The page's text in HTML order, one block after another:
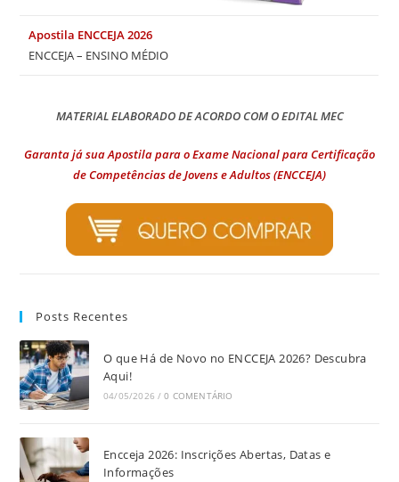
Apostila ENCCEJA 2026
ENCCEJA – ENSINO MÉDIO
MATERIAL ELABORADO DE ACORDO COM O EDITAL MEC
Garanta já sua Apostila para o Exame Nacional para Certificação
de Competências de Jovens e Adultos (ENCCEJA)
Posts Recentes
O que Há de Novo no ENCCEJA 2026? Descubra
Aqui!
04/05/2026 / 0 COMENTÁRIO
Encceja 2026: Inscrições Abertas, Datas e
Informações